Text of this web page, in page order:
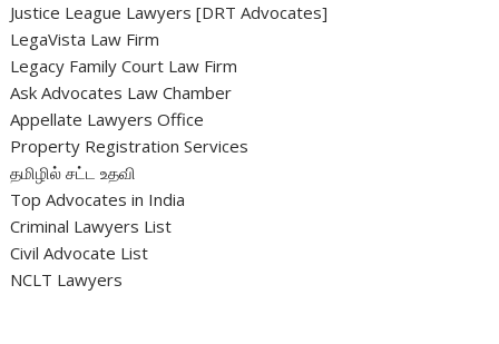
Justice League Lawyers [DRT Advocates]
LegaVista Law Firm
Legacy Family Court Law Firm
Ask Advocates Law Chamber
Appellate Lawyers Office
Property Registration Services
தமிழில் சட்ட உதவி
Top Advocates in India
Criminal Lawyers List
Civil Advocate List
NCLT Lawyers